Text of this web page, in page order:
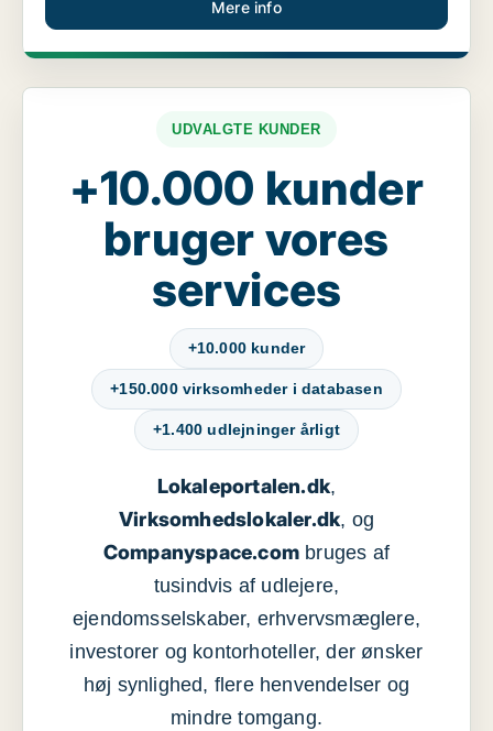
Mere info
UDVALGTE KUNDER
+10.000 kunder
bruger vores
services
+10.000 kunder
+150.000 virksomheder i databasen
+1.400 udlejninger årligt
Lokaleportalen.dk,
Virksomhedslokaler.dk, og
Companyspace.com bruges af
tusindvis af udlejere,
ejendomsselskaber, erhvervsmæglere,
investorer og kontorhoteller, der ønsker
høj synlighed, flere henvendelser og
mindre tomgang.